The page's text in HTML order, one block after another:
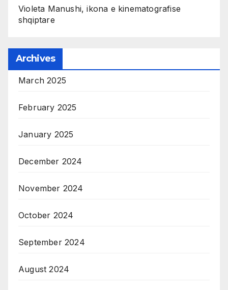
Violeta Manushi, ikona e kinematografise
shqiptare
Archives
March 2025
February 2025
January 2025
December 2024
November 2024
October 2024
September 2024
August 2024